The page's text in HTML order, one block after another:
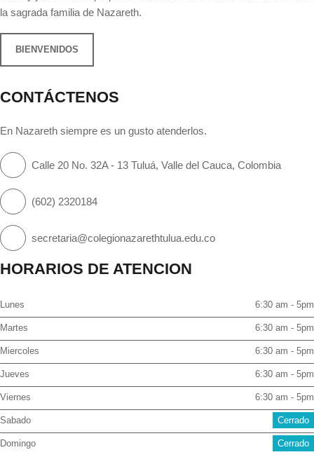
la sagrada familia de Nazareth.
BIENVENIDOS
CONTÁCTENOS
En Nazareth siempre es un gusto atenderlos.
Calle 20 No. 32A - 13 Tuluá, Valle del Cauca, Colombia
(602) 2320184
secretaria@colegionazarethtulua.edu.co
HORARIOS DE ATENCION
Lunes 6:30 am - 5pm
Martes 6:30 am - 5pm
Miercoles 6:30 am - 5pm
Jueves 6:30 am - 5pm
Viernes 6:30 am - 5pm
Sabado Cerrado
Domingo Cerrado